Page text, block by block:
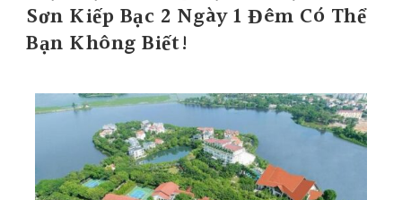
Sơn Kiếp Bạc 2 Ngày 1 Đêm Có Thể
Bạn Không Biết!